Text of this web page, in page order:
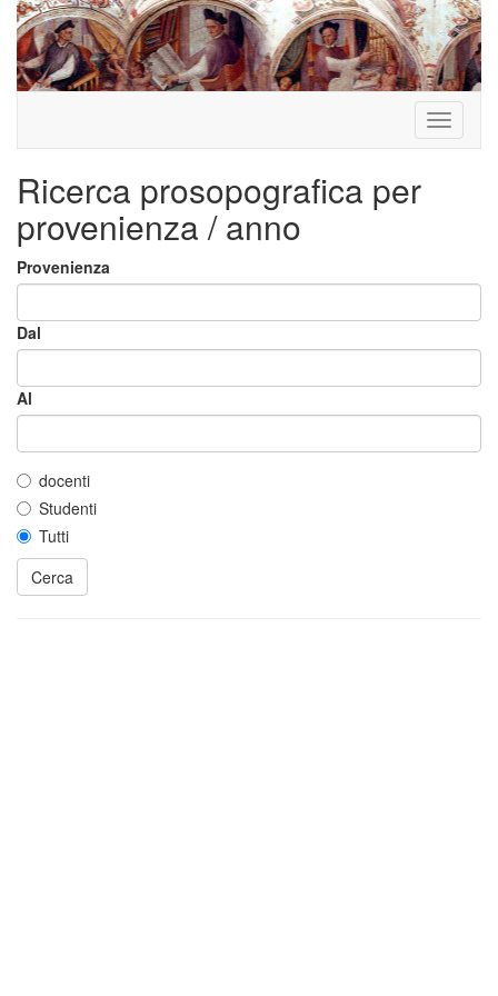
Toggle
Ricerca prosopografica per
provenienza / anno
Provenienza
Dal
Al
docenti
Studenti
Tutti
Cerca